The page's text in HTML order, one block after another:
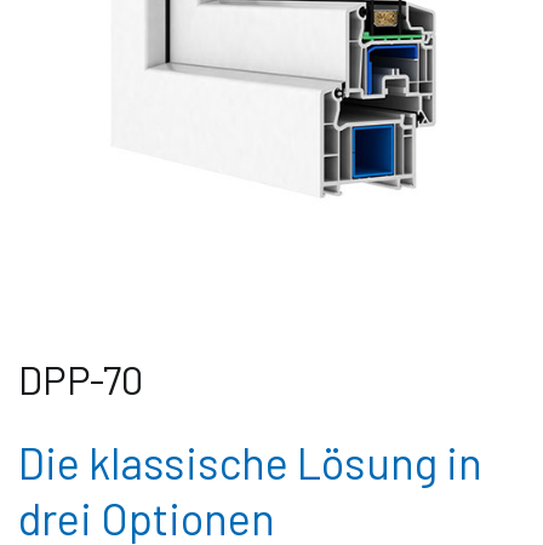
DPP-70
Die klassische Lösung in
drei Optionen